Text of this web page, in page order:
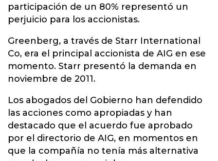
participación de un 80% representó un
perjuicio para los accionistas.
Greenberg, a través de Starr International
Co, era el principal accionista de AIG en ese
momento. Starr presentó la demanda en
noviembre de 2011.
Los abogados del Gobierno han defendido
las acciones como apropiadas y han
destacado que el acuerdo fue aprobado
por el directorio de AIG, en momentos en
que la compañía no tenía más alternativa